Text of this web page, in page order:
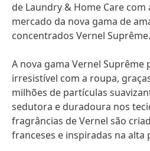
de Laundry & Home Care
mercado da nova gama de
concentrados Vernel Suprême.
A nova gama Vernel
irresistível com a roupa,
milhões de partículas
sedutora e duradoura nos
fragrâncias de Vernel são
franceses e inspiradas na alta